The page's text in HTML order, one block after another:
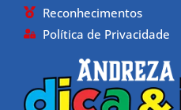
Reconhecimentos
Política de Privacidade